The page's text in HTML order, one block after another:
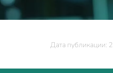
Дата публикации: